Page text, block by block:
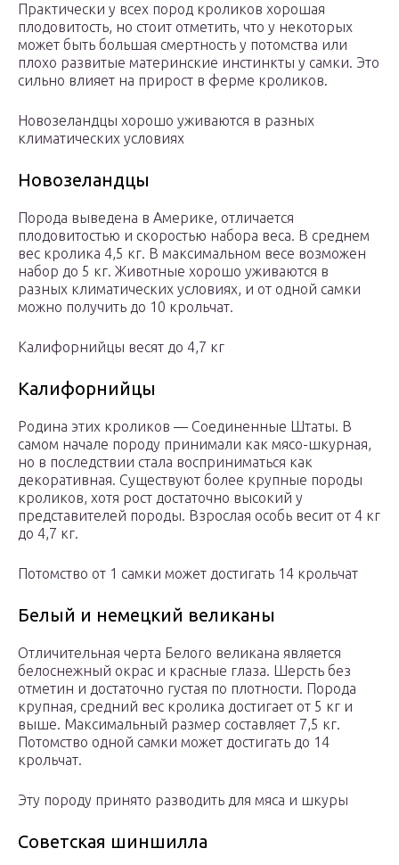
Практически у всех пород кроликов хорошая
плодовитость, но стоит отметить, что у некоторых
может быть большая смертность у потомства или
плохо развитые материнские инстинкты у самки. Это
сильно влияет на прирост в ферме кроликов.
Новозеландцы хорошо уживаются в разных
климатических условиях
Новозеландцы
Порода выведена в Америке, отличается
плодовитостью и скоростью набора веса. В среднем
вес кролика 4,5 кг. В максимальном весе возможен
набор до 5 кг. Животные хорошо уживаются в
разных климатических условиях, и от одной самки
можно получить до 10 крольчат.
Калифорнийцы весят до 4,7 кг
Калифорнийцы
Родина этих кроликов — Соединенные Штаты. В
самом начале породу принимали как мясо-шкурная,
но в последствии стала восприниматься как
декоративная. Существуют более крупные породы
кроликов, хотя рост достаточно высокий у
представителей породы. Взрослая особь весит от 4 кг
до 4,7 кг.
Потомство от 1 самки может достигать 14 крольчат
Белый и немецкий великаны
Отличительная черта Белого великана является
белоснежный окрас и красные глаза. Шерсть без
отметин и достаточно густая по плотности. Порода
крупная, средний вес кролика достигает от 5 кг и
выше. Максимальный размер составляет 7,5 кг.
Потомство одной самки может достигать до 14
крольчат.
Эту породу принято разводить для мяса и шкуры
Советская шиншилла